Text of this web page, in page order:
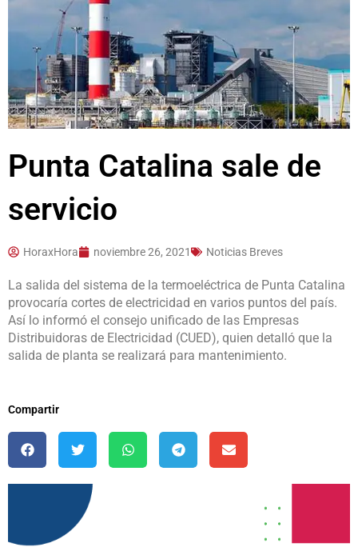
Punta Catalina sale de
servicio
HoraxHora noviembre 26, 2021 Noticias Breves
La salida del sistema de la termoeléctrica de Punta Catalina
provocaría cortes de electricidad en varios puntos del país.
Así lo informó el consejo unificado de las Empresas
Distribuidoras de Electricidad (CUED), quien detalló que la
salida de planta se realizará para mantenimiento.
Compartir